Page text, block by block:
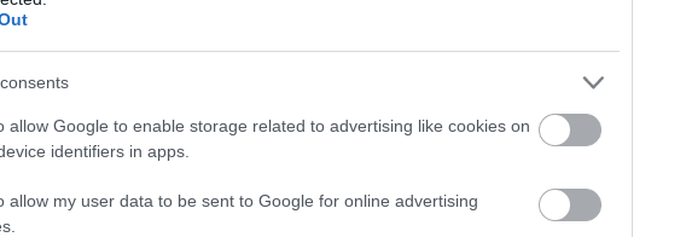
allow Google to enable storage related to advertising like cookies on
identifiers in apps.
allow my user data to be sent to Google for online advertising
μέτρα στήριξης για την προστασία των εισοδημάτων και των
στον ιδιωτικό τομέα.
και πλουραλισμό.
στάση εργασίαςεξαιρούνται οι συνάδελφοι που καλύπτουν τις